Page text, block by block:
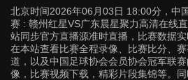
北京时间2026年06月03日 18:00分，中
赛 : 赣州红星VS广东晨星聚力高清在线
站同步官方直播源准时直播，比赛数据
在本站查看比赛全程录像、比赛比分、
道，以及中国足球协会会员协会冠军联
像，比赛视频下载，精彩片段集锦等。